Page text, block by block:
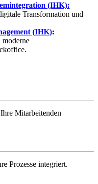
(IHK):
Transformation und
(IHK):
moderne
Mitarbeitenden
Prozesse integriert.